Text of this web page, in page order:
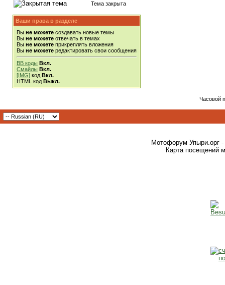
Тема закрыта
Ваши права в разделе
Вы не можете создавать новые темы
Вы не можете отвечать в темах
Вы не можете прикреплять вложения
Вы не можете редактировать свои сообщения
BB коды Вкл.
Смайлы Вкл.
[IMG] код Вкл.
HTML код Выкл.
Часовой
Мотофорум Упыри.орг -
Карта посещений